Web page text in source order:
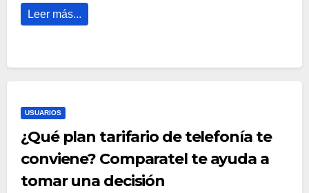
Leer más...
USUARIOS
¿Qué plan tarifario de telefonía te
conviene? Comparatel te ayuda a
tomar una decisión